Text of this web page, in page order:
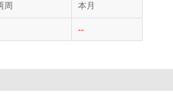
周 本月
--